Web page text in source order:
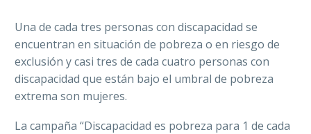
Una de cada tres personas con discapacidad se
encuentran en situación de pobreza o en riesgo de
exclusión y casi tres de cada cuatro personas con
discapacidad que están bajo el umbral de pobreza
extrema son mujeres.
La campaña “Discapacidad es pobreza para 1 de cada